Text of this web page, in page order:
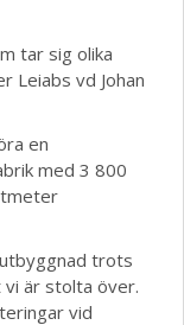
tar sig olika
Leiabs vd Johan
en
med 3 800
trots
vi är stolta över.
vid